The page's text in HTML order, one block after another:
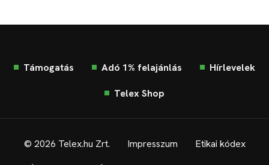
Támogatás Adó 1% felajánlás Hírlevelek
Telex Shop
© 2026 Telex.hu Zrt. Impresszum Etikai kódex